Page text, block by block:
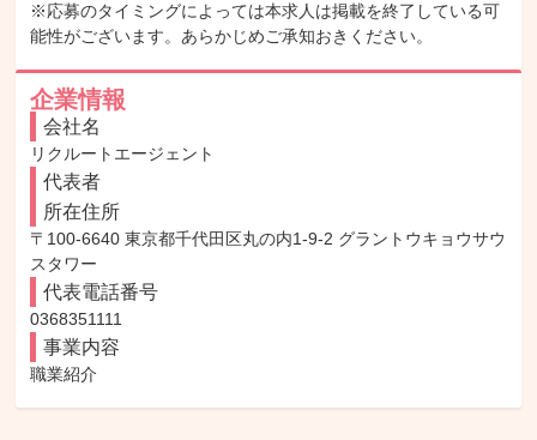
※応募のタイミングによっては本求人は掲載を終了している可
能性がございます。あらかじめご承知おきください。
企業情報
会社名
リクルートエージェント
代表者
所在住所
〒100-6640 東京都千代田区丸の内1-9-2 グラントウキョウサウ
スタワー
代表電話番号
0368351111
事業内容
職業紹介